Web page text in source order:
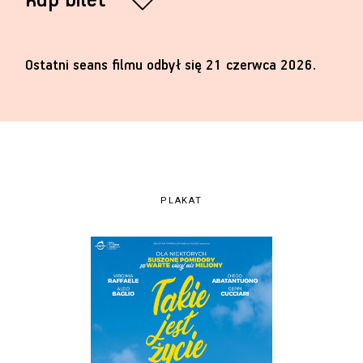
Ostatni seans filmu odbył się 21 czerwca 2026.
PLAKAT